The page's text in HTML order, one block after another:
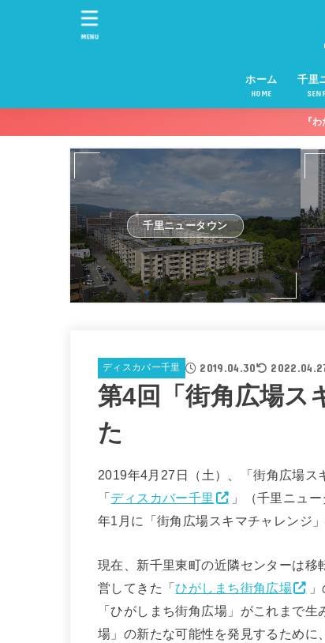
ホーム
HOME
千里
MENU
『
千里ニュータウン
ディスカバー千里 2019.04.30
第4回「街角広場ス
た
2019年4月27日（土）、「街角広場ス
「 ディスカバー千里
」（千里ニュ
年1月に「街角広場スキマチャレンジ
現在、新千里東町の近隣センターは
営してきた「ひがしまち街角広場
「ひがしまち街角広場」がこれまで
場」の新たな可能性を発見するため